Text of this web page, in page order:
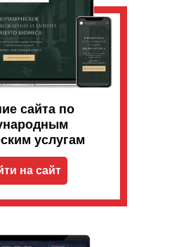
сайта по
услугам
на сайт